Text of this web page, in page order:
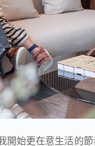
開始更在意生活的